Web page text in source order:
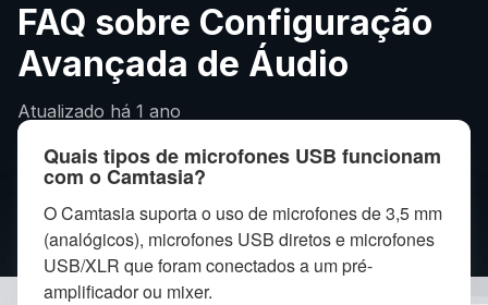
FAQ sobre Configuração
Avançada de Áudio
Atualizado há 1 ano
Quais tipos de microfones USB funcionam
com o Camtasia?
O Camtasia suporta o uso de microfones de 3,5 mm
(analógicos), microfones USB diretos e microfones
USB/XLR que foram conectados a um pré-
amplificador ou mixer.